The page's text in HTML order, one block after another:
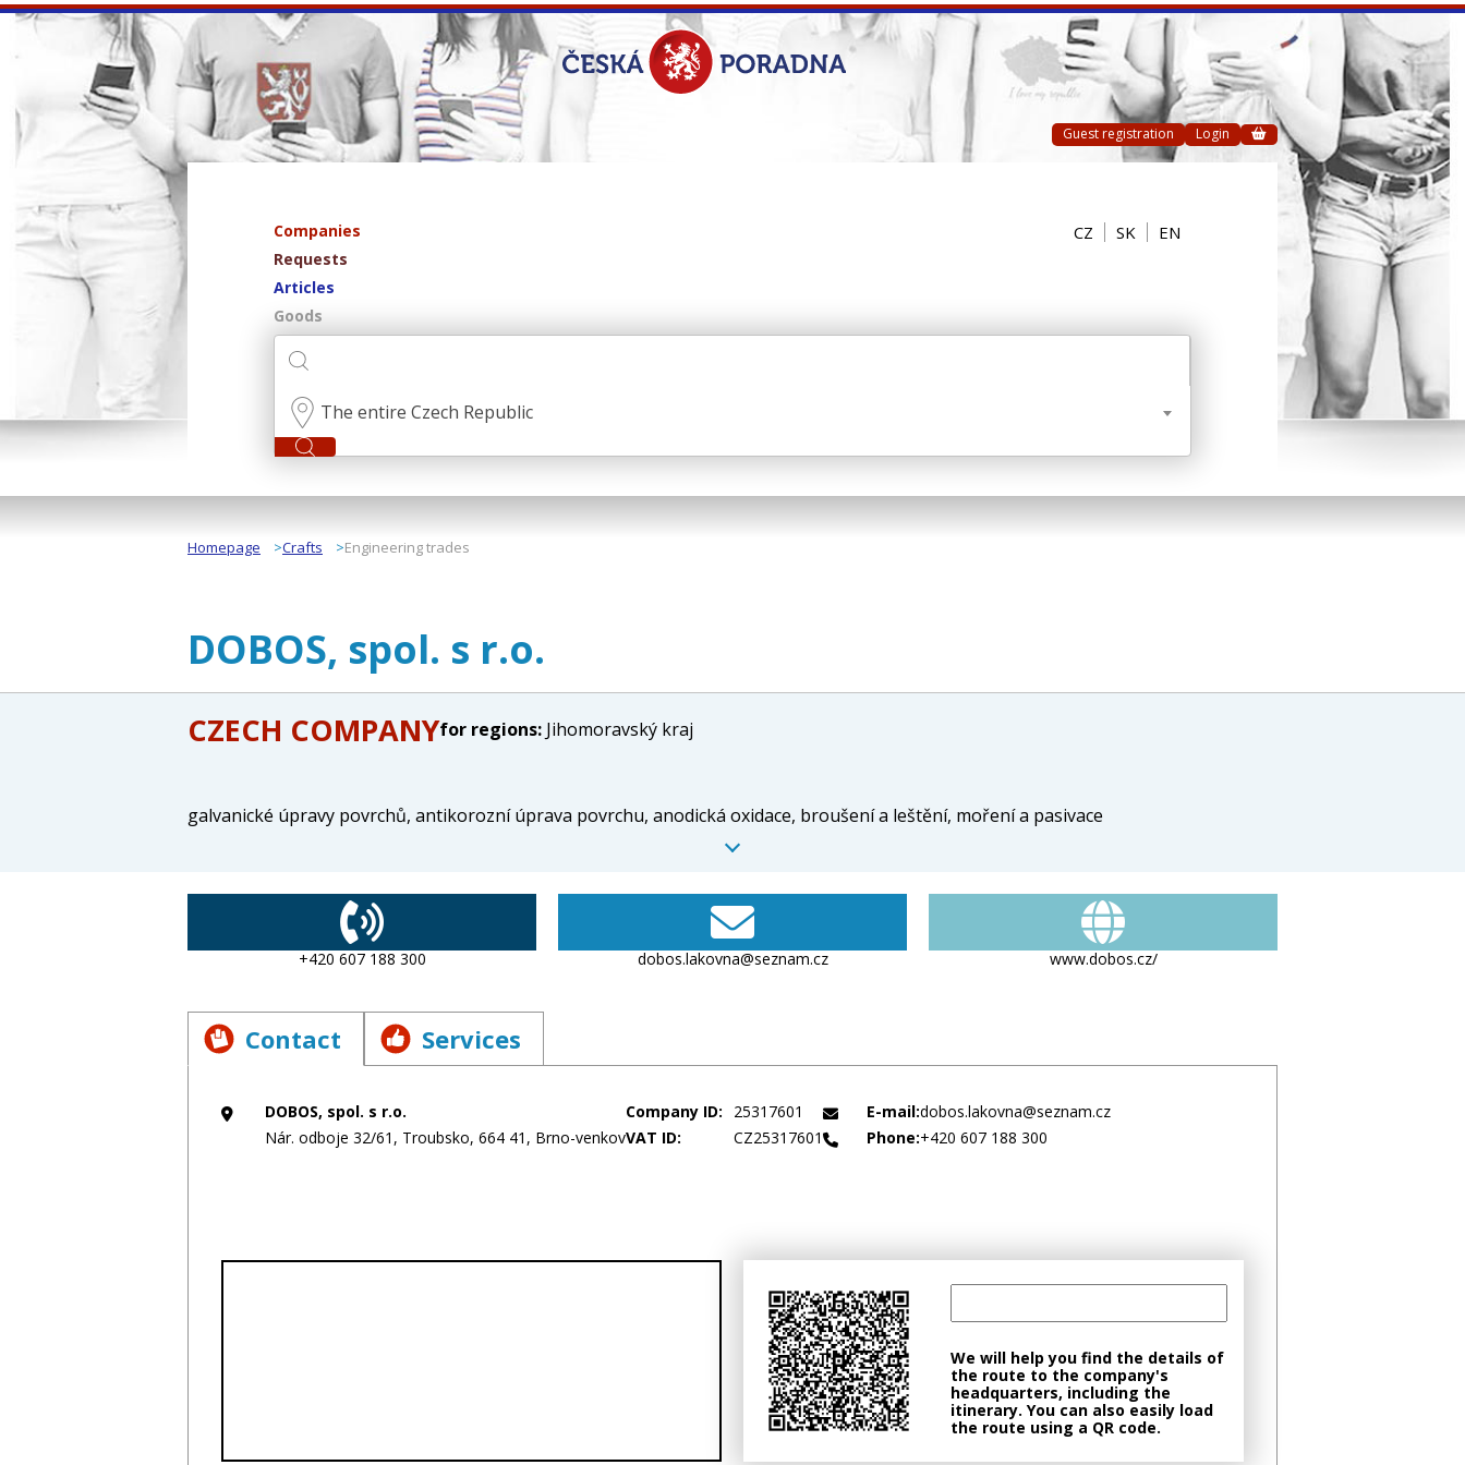
Guest registration Login
Companies
Requests
Articles
Goods
CZ SK EN
The entire Czech Republic
Homepage Crafts Engineering trades
DOBOS, spol. s r.o.
CZECH COMPANYfor regions: Jihomoravský kraj
galvanické úpravy povrchů, antikorozní úprava povrchu, anodická oxidace, broušení a leštění, moření a pasivace
+420 607 188 300 dobos.lakovna@seznam.cz www.dobos.cz/
Contact Services
DOBOS, spol. s r.o.
Nár. odboje 32/61, Troubsko, 664 41, Brno-venkov
Company ID:
25317601
VAT ID:
CZ25317601
E-mail:dobos.lakovna@seznam.cz
Phone:+420 607 188 300
We will help you find the details of
the route to the company's
headquarters, including the
itinerary. You can also easily load
the route using a QR code.